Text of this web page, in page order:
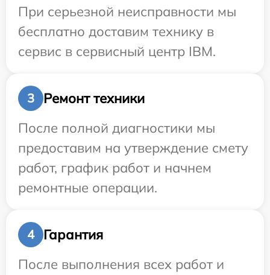
При серьезной неисправности мы
бесплатно доставим технику в
сервис в сервисный центр IBM.
3
Ремонт техники
После полной диагностики мы
предоставим на утверждение смету
работ, график работ и начнем
ремонтные операции.
4
Гарантия
После выполнения всех работ и